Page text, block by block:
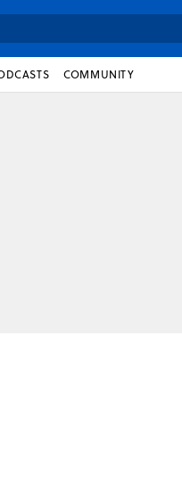
COMMUNITY